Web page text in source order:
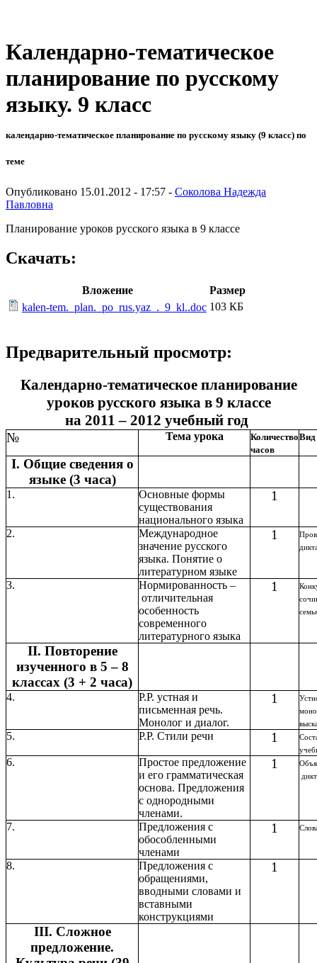
Календарно-тематическое
планирование по русскому
языку. 9 класс
календарно-тематическое планирование по русскому языку (9 класс) по
теме
Опубликовано 15.01.2012 - 17:57 - Соколова Надежда
Павловна
Планирование уроков русского языка в 9 классе
Скачать:
Вложение
Размер
kalen-tem._plan._po_rus.yaz_._9_kl..doc 103 КБ
Предварительный просмотр:
Календарно-тематическое планирование
уроков русского языка в 9 классе
на 2011 – 2012 учебный год
№ Тема урока
Количество
часов
Вид
I. Общие сведения о
языке (3 часа)
1.
Основные формы
существования
национального языка
1
2.
Международное
значение русского
языка. Понятие о
литературном языке
1
3.
Нормированность –
отличительная
особенность
современного
литературного языка
1
II. Повторение
изученного в 5 – 8
классах (3 + 2 часа)
4.
Р.Р. устная и
письменная речь.
Монолог и диалог.
1
5. Р.Р. Стили речи 1
6.
Простое предложение
и его грамматическая
основа. Предложения
с однородными
членами.
1
7.
Предложения с
обособленными
членами
1
8.
Предложения с
обращениями,
вводными словами и
вставными
конструкциями
1
III. Сложное
предложение.